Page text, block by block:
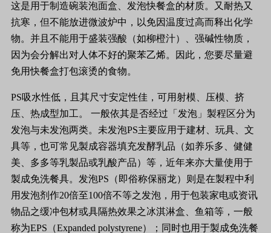
这是用于制造碗装泡面盒、发泡快餐盒的材质。又耐热又
抗寒，但不能放进微波炉中，以免因温度过高而释出化学
物。并且不能用于盛装强酸（如柳橙汁）、强碱性物质，
因为会分解出对人体不好的聚苯乙烯。因此，您要尽量避
免用快餐盒打包滚烫的食物。
PS吸水性低，且其尺寸安定性佳，可用射模、压模、挤
压、热成型加工。 一般依其是否经过「发泡」製程区分为
发泡与未发泡两类。未发泡PS主要应用于建材、玩具、文
具等，也可常见製成容器填充发酵乳品（如养乐多、健健
美、多多等乳製品或乳酸产品）等，近年来亦大量使用于
製成免洗餐具。发泡PS（即俗称保丽龙）则是在製程中利
用发泡剂作20倍至100倍不等之发泡，用于包装家电或资讯
物品之缓冲包材或具隔热效果之冰淇淋盒、鱼箱等，一般
称为EPS（Expanded polystyrene）；同时也用于製成免洗餐